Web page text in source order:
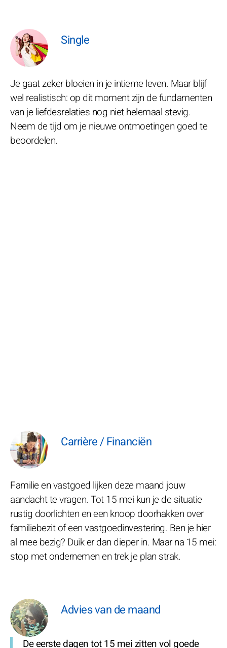
Single
Je gaat zeker bloeien in je intieme leven. Maar blijf
wel realistisch: op dit moment zijn de fundamenten
van je liefdesrelaties nog niet helemaal stevig.
Neem de tijd om je nieuwe ontmoetingen goed te
beoordelen.
Carrière / Financiën
Familie en vastgoed lijken deze maand jouw
aandacht te vragen. Tot 15 mei kun je de situatie
rustig doorlichten en een knoop doorhakken over
familiebezit of een vastgoedinvestering. Ben je hier
al mee bezig? Duik er dan dieper in. Maar na 15 mei:
stop met ondernemen en trek je plan strak.
Advies van de maand
De eerste dagen tot 15 mei zitten vol goede